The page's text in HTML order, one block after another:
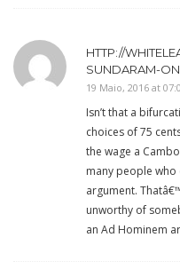
HTTP://
SUNDARAM-
19 Maio, 2016 at
Isn’t that a
choices of 75
the wage a
many people
argument.
unworthy of
an Ad Hominem